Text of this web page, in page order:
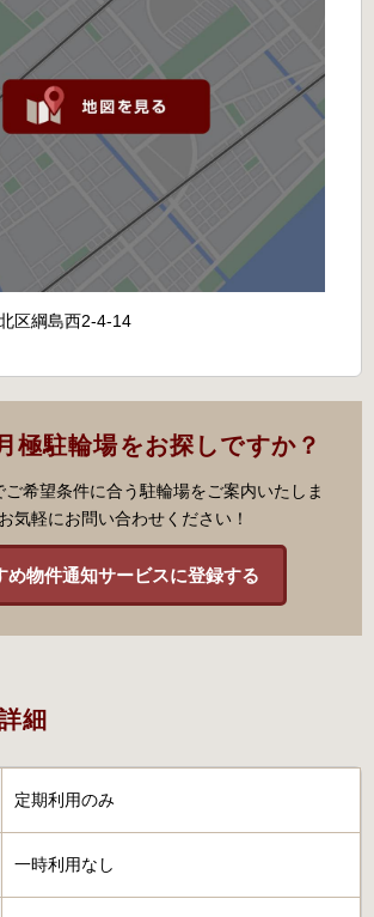
区綱島西2-4-14
極駐輪場をお探しですか？
ご希望条件に合う駐輪場をご案内いたしま
気軽にお問い合わせください！
め物件通知サービスに登録する
細
定期利用のみ
一時利用なし